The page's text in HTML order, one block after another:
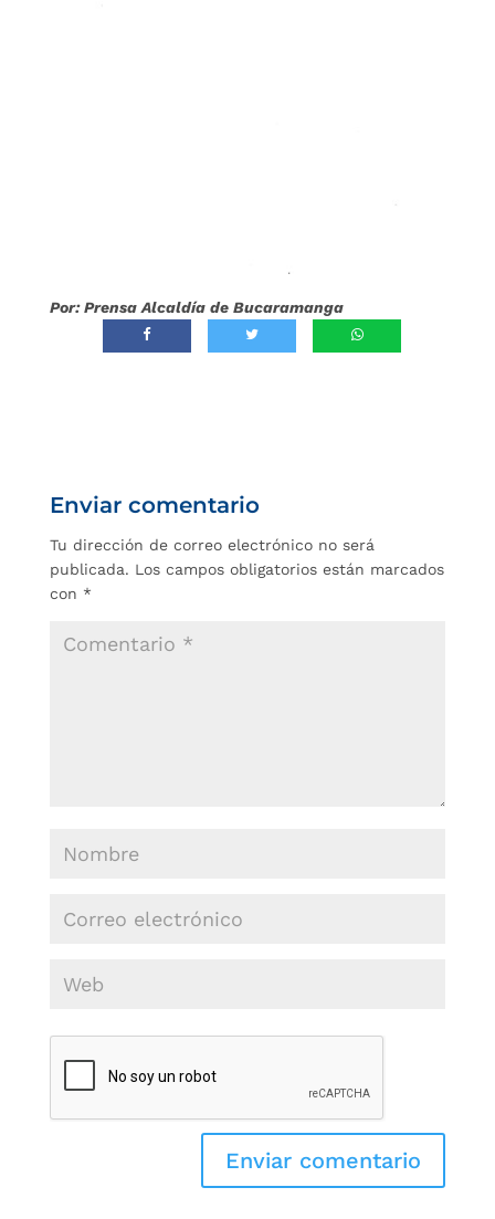
Por: Prensa Alcaldía de Bucaramanga
Enviar comentario
Tu dirección de correo electrónico no será
publicada. Los campos obligatorios están marcados
con *